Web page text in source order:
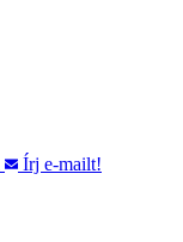
Írj e-mailt!